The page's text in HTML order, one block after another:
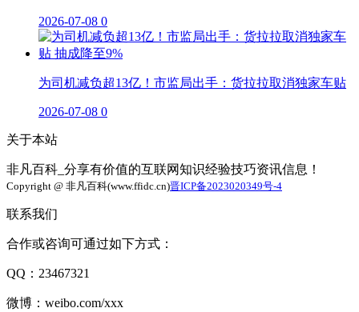
2026-07-08 0
为司机减负超13亿！市监局出手：货拉拉取消独家车贴
2026-07-08 0
关于本站
非凡百科_分享有价值的互联网知识经验技巧资讯信息！
Copyright @ 非凡百科(www.ffidc.cn)晋ICP备2023020349号-4
联系我们
合作或咨询可通过如下方式：
QQ：23467321
微博：weibo.com/xxx